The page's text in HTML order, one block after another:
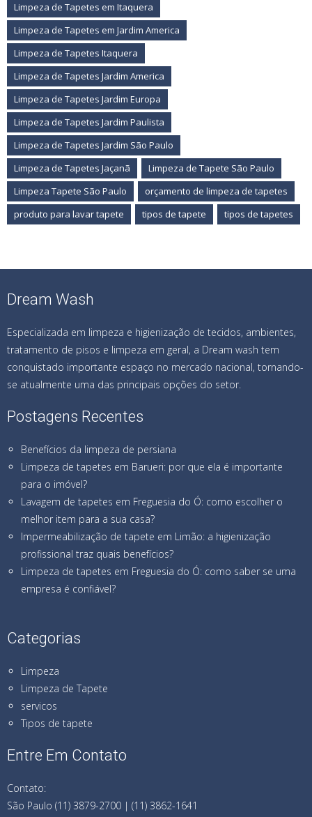
Limpeza de Tapetes em Itaquera
Limpeza de Tapetes em Jardim America
Limpeza de Tapetes Itaquera
Limpeza de Tapetes Jardim America
Limpeza de Tapetes Jardim Europa
Limpeza de Tapetes Jardim Paulista
Limpeza de Tapetes Jardim São Paulo
Limpeza de Tapetes Jaçanã
Limpeza de Tapete São Paulo
Limpeza Tapete São Paulo
orçamento de limpeza de tapetes
produto para lavar tapete
tipos de tapete tipos de tapetes
Dream Wash
Especializada em limpeza e higienização de tecidos, ambientes,
tratamento de pisos e limpeza em geral, a Dream wash tem
conquistado importante espaço no mercado nacional, tornando-
se atualmente uma das principais opções do setor.
Postagens Recentes
Benefícios da limpeza de persiana
Limpeza de tapetes em Barueri: por que ela é importante
para o imóvel?
Lavagem de tapetes em Freguesia do Ó: como escolher o
melhor item para a sua casa?
Impermeabilização de tapete em Limão: a higienização
profissional traz quais benefícios?
Limpeza de tapetes em Freguesia do Ó: como saber se uma
empresa é confiável?
Categorias
Limpeza
Limpeza de Tapete
servicos
Tipos de tapete
Entre Em Contato
Contato:
São Paulo (11) 3879-2700 | (11) 3862-1641